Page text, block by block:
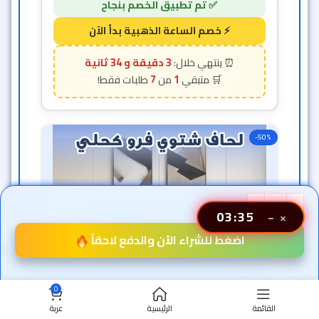
3 دقيقة و 31 ثانية
1
7
-50%
اضغط للشراء الآن والدفع لاحقاً
القائمة الرئيسية
0
عربة
×
−
03:32